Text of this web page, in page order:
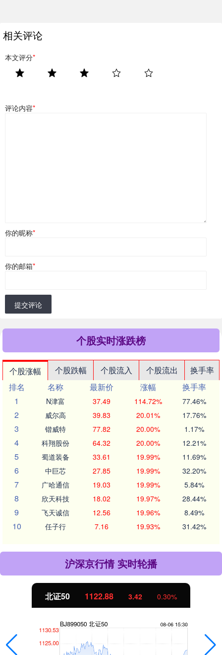
相关评论
本文评分*
评论内容*
你的昵称*
你的邮箱*
提交评论
个股实时涨跌榜
个股涨幅 个股跌幅 个股流入 个股流出
换手率
排名
名称 最新价 涨幅
换手率
1
N津富 37.49 114.72% 77.46%
2 威尔高 39.83 20.01% 17.76%
3 锴威特 77.82 20.00% 1.17%
4 科翔股份 64.32 20.00% 12.21%
5 蜀道装备 33.61 19.99% 11.69%
6 中巨芯 27.85 19.99% 32.20%
7 广哈通信 19.03 19.99% 5.84%
8 欣天科技 18.02 19.97% 28.44%
9 飞天诚信 12.56 19.96% 8.49%
10 任子行 7.16 19.93% 31.42%
沪深京行情 实时轮播
北证50 1122.88 3.42 0.30%